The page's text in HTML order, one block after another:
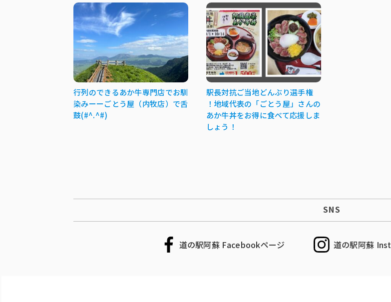
行列のできるあか牛専門店でお馴
染みーーごとう屋（内牧店）で舌
鼓(#^.^#)
駅長対抗ご当地どんぶり選手権
！地域代表の「ごとう屋」さんの
あか牛丼をお得に食べて応援しま
しょう！
SNS
道の駅阿蘇 Facebookページ 道の駅阿蘇